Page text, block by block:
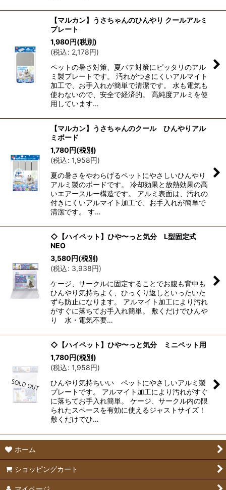
【マルカン】うさちゃんのひんやり クールアルミ
プレート
1,980円(税別)
(税込: 2,178円)
ペットの暑さ対策、夏バテ対策にピッタリのアル
ミ製プレートです。 汚れがつきにくいアルマイト
加工で、お手入れが簡単で清潔です。 水も電気も
使わないので、安全で経済的。 高純度アルミを使
用しています…
【マルカン】うさちゃんのクール ひんやりアル
ミボード
1,780円(税別)
(税込: 1,958円)
夏の暑さをやわらげるペットにやさしいひんやり
アルミ製のボードです。 冷却効果と放熱効果の高
いエアースルー構造です。 アルミ表面は、汚れの
付きにくいアルマイト加工で、お手入れが簡単で
清潔です。 す…
◇【ハイペット】ひや〜っと気分 L型固定式
NEO
3,580円(税別)
(税込: 3,938円)
ケージ、サークルに固定することでお腹も背中も
ひんやり気持ちよく、ひっくり返しといったいた
ずら防止になります。 アルマイト加工により汚れ
がすぐに落ちてお手入れ簡単。 敷くだけでひんや
り 水・電気不要…
◇【ハイペット】ひや〜っと気分 ミニペット用
1,780円(税別)
(税込: 1,958円)
ひんやり気持ちいい ペットにやさしいアルミ製
プレートです。 アルマイト加工により汚れがすぐ
に落ちてお手入れ簡単。 ケージ、サークル内の限
られたスペースを有効に使えるジャストサイズ！
敷くだけでひ…
ホーム
ショッピングカート